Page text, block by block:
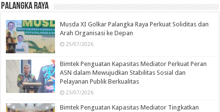
Palangka Raya
Musda XI Golkar Palangka Raya Perkuat Soliditas dan
Arah Organisasi ke Depan
25/07/2026
Bimtek Penguatan Kapasitas Mediator Perkuat Peran
ASN dalam Mewujudkan Stabilitas Sosial dan
Pelayanan Publik Berkualitas
23/07/2026
Bimtek Penguatan Kapasitas Mediator Tingkatkan